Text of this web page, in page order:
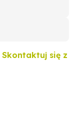
Skontaktuj się z